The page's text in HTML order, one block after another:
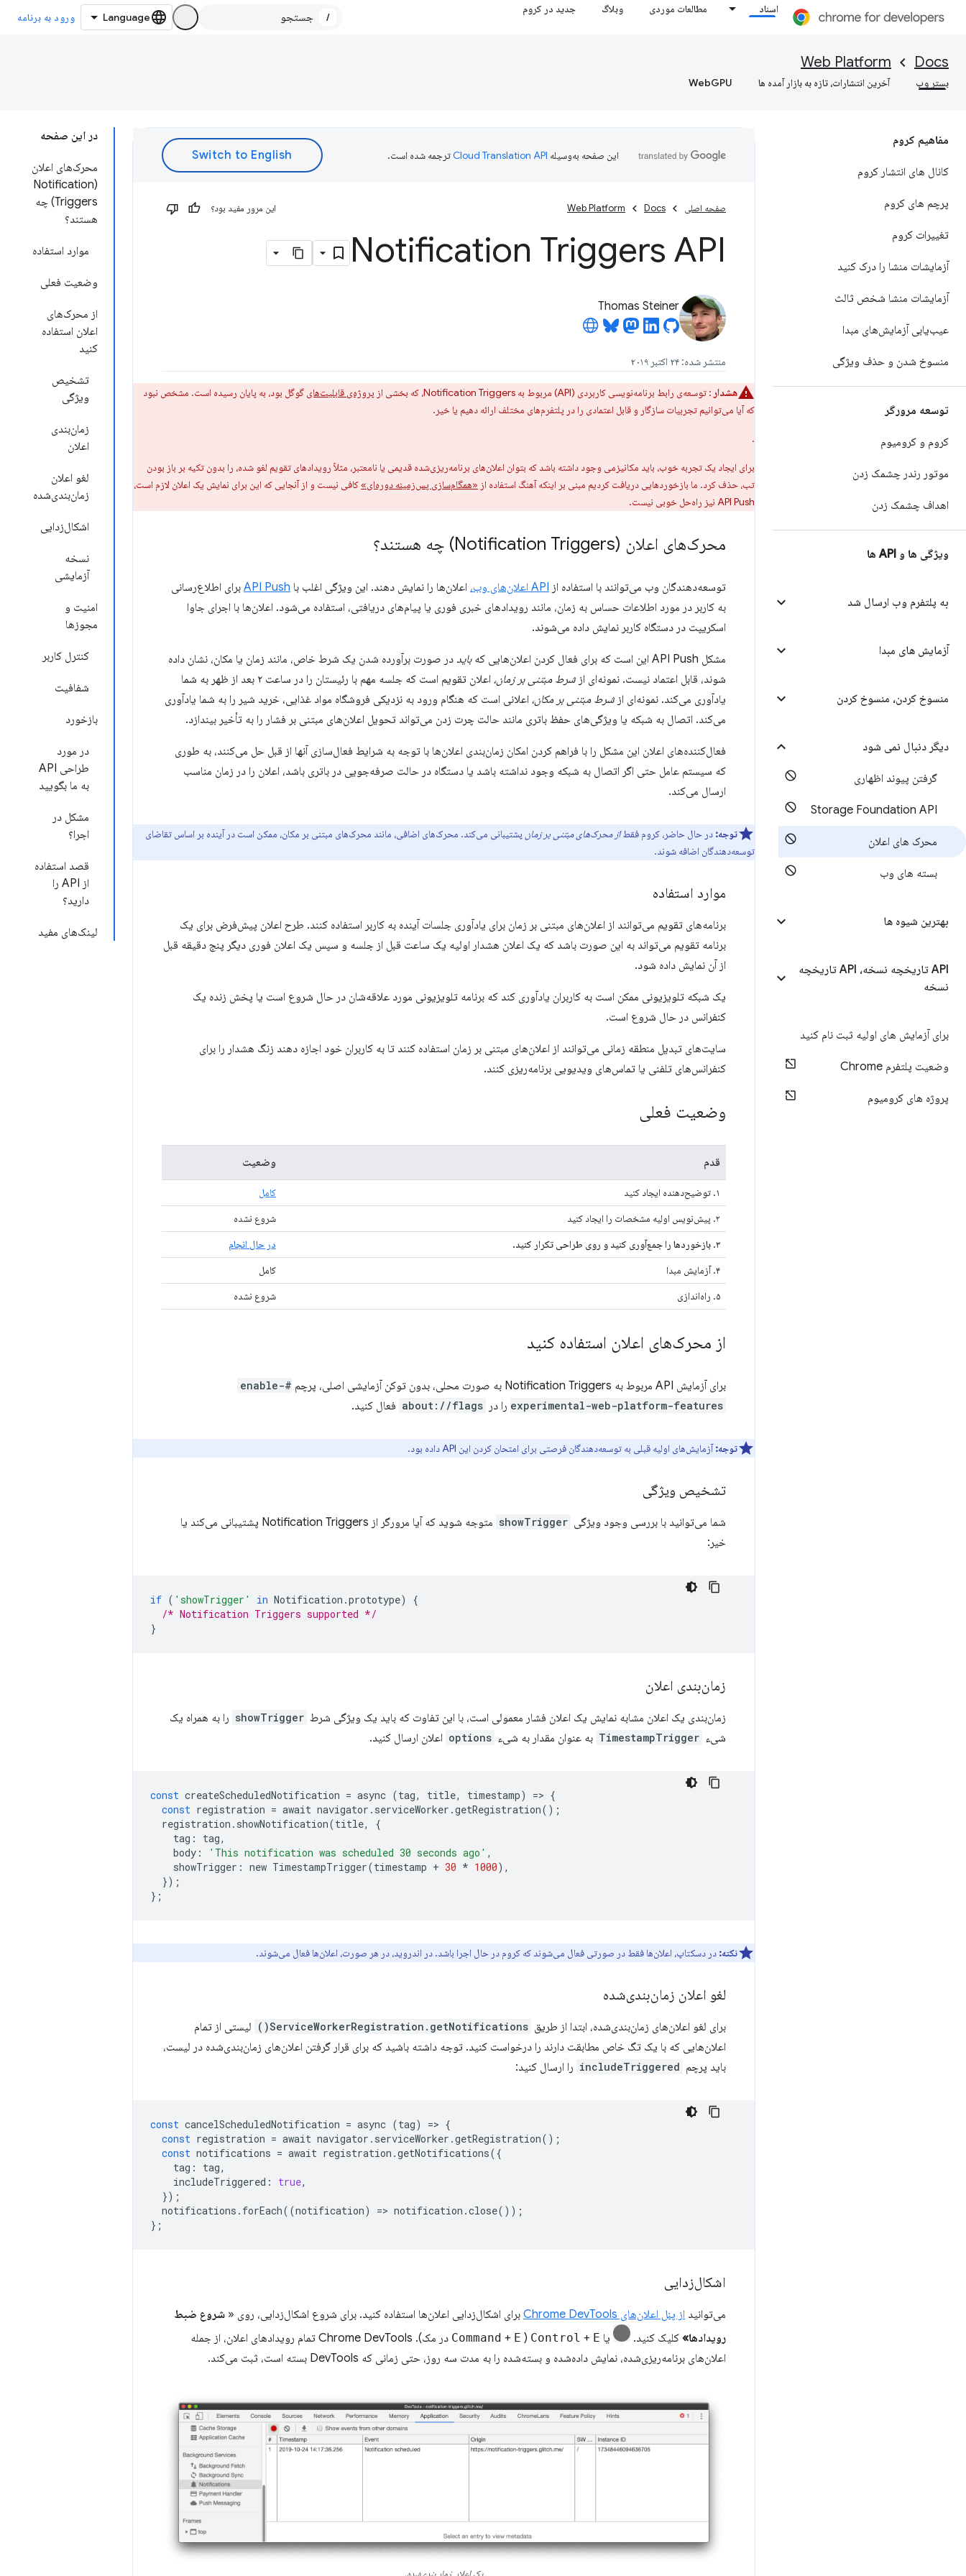
اسناد مطالعات موردی وبلاگ جدید در کروم
/ ورود به برنامه
Docs
Web Platform
بستر وب آخرین انتشارات، تازه به بازار آمده ها WebGPU
مفاهیم کروم
کانال های انتشار کروم
پرچم های کروم
تغییرات کروم
آزمایشات منشا را درک کنید
آزمایشات منشا شخص ثالث
عیب‌یابی آزمایش‌های مبدا
منسوخ شدن و حذف ویژگی
توسعه مرورگر
کروم و کرومیوم
موتور رندر چشمک زدن
اهداف چشمک زدن
ویژگی ها و API ها
به پلتفرم وب ارسال شد
آزمایش های مبدا
منسوخ کردن، منسوخ کردن
دیگر دنبال نمی شود
گرفتن پیوند اظهاری
Storage Foundation API
محرک های اعلان
بسته های وب
بهترین شیوه ها
API تاریخچه نسخه، API تاریخچه
نسخه
برای آزمایش های اولیه ثبت نام کنید
وضعیت پلتفرم Chrome
پروژه های کرومیوم
در این صفحه
محرک‌های اعلان
(Notification
Triggers) چه
هستند؟
موارد استفاده
وضعیت فعلی
از محرک‌های
اعلان استفاده
کنید
تشخیص
ویژگی
زمان‌بندی
اعلان
لغو اعلان
زمان‌بندی‌شده
اشکال‌زدایی
نسخه
آزمایشی
امنیت و
مجوزها
کنترل کاربر
شفافیت
بازخورد
در مورد
طراحی API
به ما بگویید
مشکل در
اجرا؟
قصد استفاده
از API را
دارید؟
لینک‌های مفید
این صفحه به‌وسیله ترجمه شده است.
صفحه اصلی Docs
Web Platform این مرور مفید بود؟
Notification Triggers API
Thomas Steiner
منتشر شده: ۲۴ اکتبر ۲۰۱۹
هشدار : توسعه‌ی رابط برنامه‌نویسی کاربردی (API) مربوط به Notification Triggers، که بخشی از پروژه‌ی قابلیت‌های گوگل بود، به پایان رسیده است. مشخص نبود
که آیا می‌توانیم تجربیات سازگار و قابل اعتمادی را در پلتفرم‌های مختلف ارائه دهیم یا خیر.
.
برای ایجاد یک تجربه خوب، باید مکانیزمی وجود داشته باشد که بتوان اعلان‌های برنامه‌ریزی‌شده قدیمی یا نامعتبر، مثلاً رویدادهای تقویم لغو شده، را بدون تکیه بر باز بودن
تب، حذف کرد. ما بازخوردهایی دریافت کردیم مبنی بر اینکه آهنگ استفاده از «همگام‌سازی پس‌زمینه دوره‌ای»کافی نیست و از آنجایی که این برای نمایش یک اعلان لازم است،
API Push نیز راه‌حل خوبی نیست.
محرک‌های اعلان (Notification Triggers) چه هستند؟
توسعه‌دهندگان وب می‌توانند با استفاده از API اعلان‌های وب، اعلان‌ها را نمایش دهند. این ویژگی اغلب با API Push برای اطلاع‌رسانی
به کاربر در مورد اطلاعات حساس به زمان، مانند رویدادهای خبری فوری یا پیام‌های دریافتی، استفاده می‌شود. اعلان‌ها با اجرای جاوا
اسکریپت در دستگاه کاربر نمایش داده می‌شوند.
مشکل API Push این است که برای فعال کردن اعلان‌هایی که باید در صورت برآورده شدن یک شرط خاص، مانند زمان یا مکان، نشان داده
شوند، قابل اعتماد نیست. نمونه‌ای ازشرط مبتنی بر زمان،
اعلان تقویم است که جلسه مهم با رئیستان را در ساعت ۲ بعد از ظهر به شما
یادآوری می‌کند. نمونه‌ای ازشرط مبتنی بر مکان، اعلانی است که هنگام ورود به نزدیکی فروشگاه مواد غذایی، خرید شیر را به شما یادآوری
می‌کند. اتصال به شبکه یا ویژگی‌های حفظ باتری مانند حالت چرت زدن می‌تواند تحویل اعلان‌های مبتنی بر فشار را به تأخیر بیندازد.
فعال‌کننده‌های اعلان این مشکل را با فراهم کردن امکان زمان‌بندی اعلان‌ها با توجه به شرایط فعال‌سازی آنها از قبل حل می‌کنند، به طوری
که سیستم عامل حتی اگر اتصال به شبکه وجود نداشته باشد یا دستگاه در حالت صرفه‌جویی در باتری باشد، اعلان را در زمان مناسب
ارسال می‌کند.
توجه: در حال حاضر، کروم فقطاز محرک‌های مبتنی بر زمان پشتیبانی می‌کند. محرک‌های اضافی، مانند محرک‌های مبتنی بر مکان، ممکن است در آینده بر اساس تقاضای
توسعه‌دهندگان اضافه شوند.
موارد استفاده
برنامه‌های تقویم می‌توانند از اعلان‌های مبتنی بر زمان برای یادآوری جلسات آینده به کاربر استفاده کنند. طرح اعلان پیش‌فرض برای یک
برنامه تقویم می‌تواند به این صورت باشد که یک اعلان هشدار اولیه یک ساعت قبل از جلسه و سپس یک اعلان فوری دیگر پنج دقیقه قبل
از آن نمایش داده شود.
یک شبکه تلویزیونی ممکن است به کاربران یادآوری کند که برنامه تلویزیونی مورد علاقه‌شان در حال شروع است یا پخش زنده یک
کنفرانس در حال شروع است.
سایت‌های تبدیل منطقه زمانی می‌توانند از اعلان‌های مبتنی بر زمان استفاده کنند تا به کاربران خود اجازه دهند زنگ هشدار را برای
کنفرانس‌های تلفنی یا تماس‌های ویدیویی برنامه‌ریزی کنند.
وضعیت فعلی
قدم وضعیت
۱. توضیح‌دهنده ایجاد کنید
کامل
۲. پیش‌نویس اولیه مشخصات را ایجاد کنید
شروع نشده
۳. بازخوردها را جمع‌آوری کنید و روی طراحی تکرار کنید.
در حال انجام
۴. آزمایش مبدا
کامل
۵. راه‌اندازی
شروع نشده
از محرک‌های اعلان استفاده کنید
برای آزمایش API مربوط به Notification Triggers به ​​صورت محلی، بدون توکن آزمایشی اصلی، پرچم
#enable-
experimental-web-platform-features را در about://flags فعال کنید.
توجه: آزمایش‌های اولیه قبلی به توسعه‌دهندگان فرصتی برای امتحان کردن این API داده بود.
تشخیص ویژگی
شما می‌توانید با بررسی وجود ویژگی showTrigger
متوجه شوید که آیا مرورگر از Notification Triggers پشتیبانی می‌کند یا
خیر:
if ( 'showTrigger' in Notification .prototype)
{
/* Notification Triggers supported */
}
زمان‌بندی اعلان
زمان‌بندی یک اعلان مشابه نمایش یک اعلان فشار معمولی است، با این تفاوت که باید یک ویژگی شرط showTrigger را به همراه یک
شیء TimestampTrigger به عنوان مقدار به شیء options اعلان ارسال کنید.
const createScheduledNotification = async (tag, title, timestamp) => {
const registration = await navigator . serviceWorker .getRegistration();
registration . showNotification(title,
{
tag : tag,
body : 'This notification was scheduled 30 seconds ago' ,
showTrigger : new TimestampTrigger(timestamp + 30 * 1000),
});
};
نکته: در دسکتاپ، اعلان‌ها فقط در صورتی فعال می‌شوند که کروم در حال اجرا باشد. در اندروید، در هر صورت، اعلان‌ها فعال می‌شوند.
لغو اعلان زمان‌بندی‌شده
برای لغو اعلان‌های زمان‌بندی‌شده، ابتدا از طریق ServiceWorkerRegistration.getNotifications()
لیستی از تمام
اعلان‌هایی که با یک تگ خاص مطابقت دارند را درخواست کنید. توجه داشته باشید که برای قرار گرفتن اعلان‌های زمان‌بندی‌شده در لیست،
باید پرچم includeTriggered را ارسال کنید:
const cancelScheduledNotification = async (tag) => {
const registration = await navigator . serviceWorker .getRegistration();
const notifications = await registration .getNotifications({
tag : tag,
includeTriggered : true,
});
notifications . forEach((notification) => notification .close());
};
اشکال‌زدایی
می‌توانید از پنل اعلان‌های Chrome DevTools برای اشکال‌زدایی اعلان‌ها استفاده کنید. برای شروع اشکال‌زدایی، روی « شروع ضبط
رویدادها» کلیک کنید. یا Control + E
(
Command + E
در مک). Chrome DevTools تمام رویدادهای اعلان، از جمله
اعلان‌های برنامه‌ریزی‌شده، نمایش داده‌شده و بسته‌شده را به مدت سه روز، حتی زمانی که DevTools بسته است، ثبت می‌کند.